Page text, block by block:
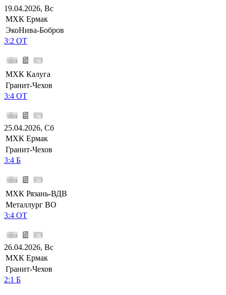
19.04.2026, Вс
МХК Ермак
ЭкоНива-Бобров
3:2 ОТ
МХК Калуга
Гранит-Чехов
3:4 ОТ
25.04.2026, Сб
МХК Ермак
Гранит-Чехов
3:4 Б
МХК Рязань-ВДВ
Металлург ВО
3:4 ОТ
26.04.2026, Вс
МХК Ермак
Гранит-Чехов
2:1 Б